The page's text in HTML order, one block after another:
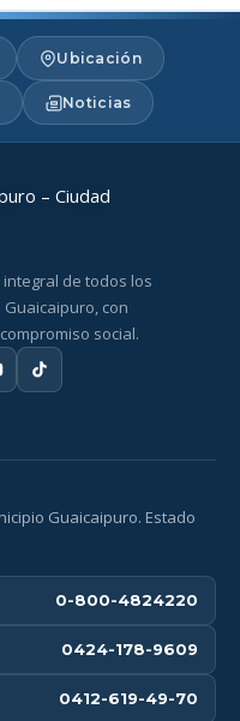
Ubicación
Noticias
de todos los
con
social.
Guaicaipuro. Estado
0-800-4824220
0424-178-9609
0412-619-49-70